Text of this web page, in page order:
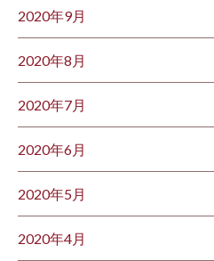
2020年9月
2020年8月
2020年7月
2020年6月
2020年5月
2020年4月